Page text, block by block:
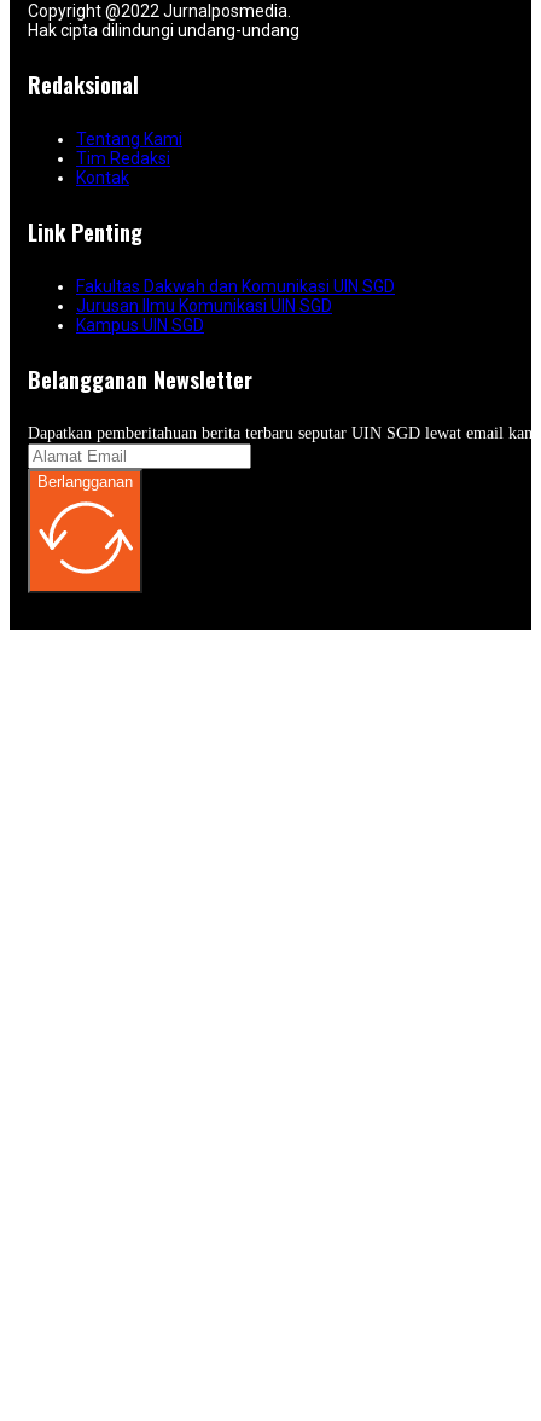
Copyright @2022 Jurnalposmedia.
Hak cipta dilindungi undang-undang
Redaksional
Tentang Kami
Tim Redaksi
Kontak
Link Penting
Fakultas Dakwah dan Komunikasi UIN SGD
Jurusan Ilmu Komunikasi UIN SGD
Kampus UIN SGD
Belangganan Newsletter
Dapatkan pemberitahuan berita terbaru seputar UIN SGD lewat email
Berlangganan